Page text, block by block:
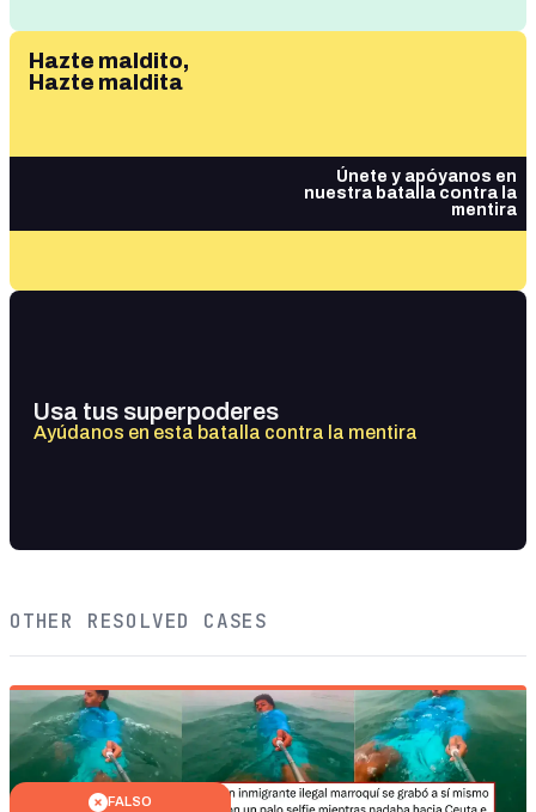
Hazte maldito,
Hazte maldita
Únete y apóyanos en
nuestra batalla contra la
mentira
Usa tus superpoderes
Ayúdanos en esta batalla contra la mentira
OTHER RESOLVED CASES
FALSO